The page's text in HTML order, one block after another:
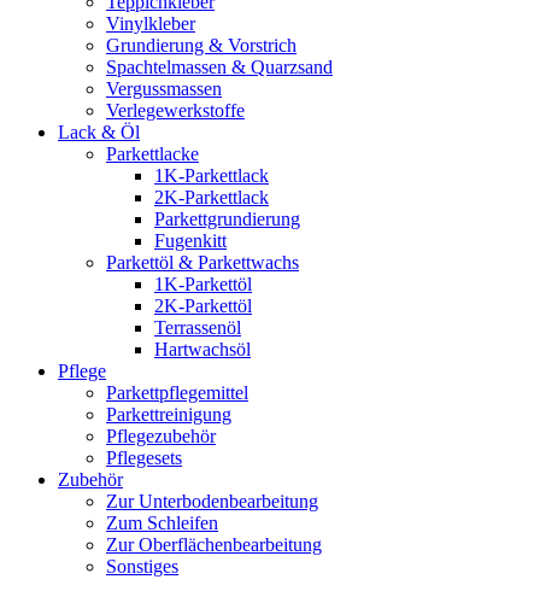
Vinylkleber
Grundierung & Vorstrich
Spachtelmassen & Quarzsand
Vergussmassen
Verlegewerkstoffe
Lack & Öl
Parkettlacke
1K-Parkettlack
2K-Parkettlack
Parkettgrundierung
Fugenkitt
Parkettöl & Parkettwachs
1K-Parkettöl
2K-Parkettöl
Terrassenöl
Hartwachsöl
Pflege
Parkettpflegemittel
Parkettreinigung
Pflegezubehör
Pflegesets
Zubehör
Zur Unterbodenbearbeitung
Zum Schleifen
Zur Oberflächenbearbeitung
Sonstiges